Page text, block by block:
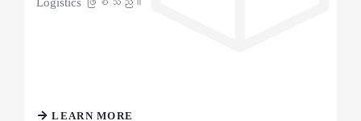
LEARN MORE